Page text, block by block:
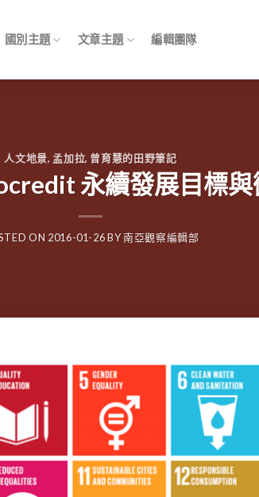
國別主題 文章主題 編輯團隊
人文地景, 孟加拉, 曾育慧的田野筆記
永續發展目標
ON 2016-01-26BY南亞觀察編輯部